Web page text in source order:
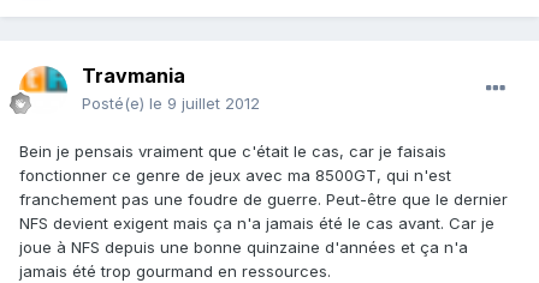
Travmania
Posté(e) le 9 juillet 2012
Bein je pensais vraiment que c'était le cas, car je faisais
fonctionner ce genre de jeux avec ma 8500GT, qui n'est
franchement pas une foudre de guerre. Peut-être que le dernier
NFS devient exigent mais ça n'a jamais été le cas avant. Car je
joue à NFS depuis une bonne quinzaine d'années et ça n'a
jamais été trop gourmand en ressources.